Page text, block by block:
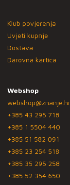
Klub povjerenja
Uvjeti kupnje
Dostava
Darovna kartica
Webshop
webshop@znanje.hr
+385 43 295 718
+385 1 5504 440
+385 51 582 091
+385 23 254 518
+385 35 295 258
+385 52 354 650